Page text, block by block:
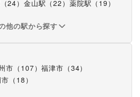
（24） 金山駅 （22 ） 薬院駅 （ 19 ）
他の駅から探す
市 （ 107）福津市 （34）
（ 18 ）